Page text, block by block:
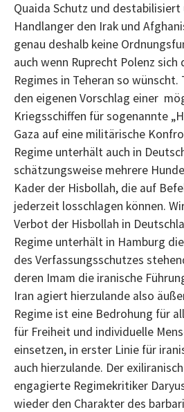
Quaida Schutz und destabilisiert
Handlanger den Irak und
genau deshalb keine
auch wenn Ruprecht Polenz
Regimes in Teheran so
den eigenen Vorschlag einer
Kriegsschiffen für sogenannte
Gaza auf eine militärische
Regime unterhält auch in
schätzungsweise mehrere
Kader der Hisbollah, die auf
jederzeit losschlagen können.
Verbot der Hisbollah in
Regime unterhält in Hamburg
des Verfassungsschutzes
deren Imam die iranische
Iran agiert hierzulande also
Regime ist eine Bedrohung für
für Freiheit und individuelle
einsetzen, in erster Linie für
auch hierzulande. Der
engagierte Regimekritiker
wieder den Charakter des